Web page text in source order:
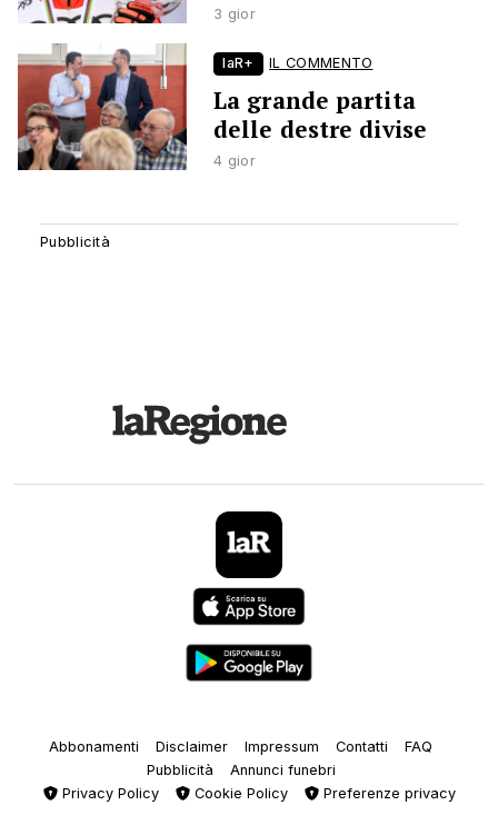
3 gior
laR+ IL COMMENTO
La grande partita
delle destre divise
4 gior
Abbonamenti Disclaimer Impressum Contatti
FAQ
Pubblicità
Annunci funebri
Privacy Policy
Cookie Policy Preferenze privacy